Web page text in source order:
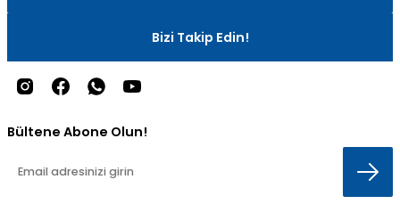
Bizi Takip Edin!
Bültene Abone Olun!